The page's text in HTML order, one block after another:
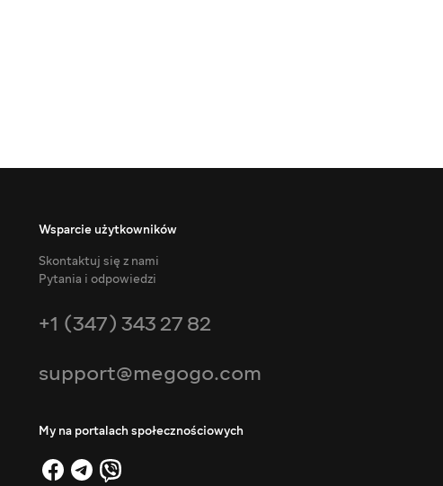
Wsparcie użytkowników
Skontaktuj się z nami
Pytania i odpowiedzi
+1 (347) 343 27 82
support@megogo.com
My na portalach społecznościowych